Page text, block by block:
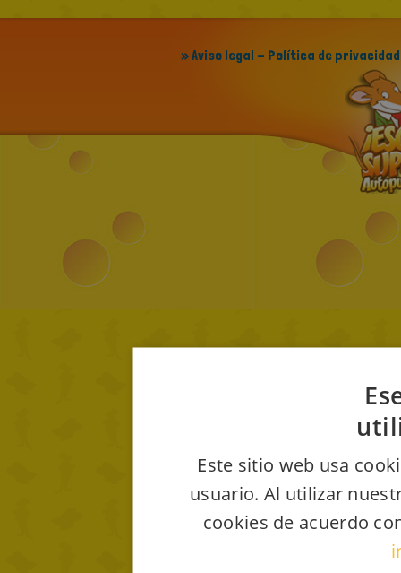
» Aviso legal - Política de privacidad
Este sitio web usa
usuario. Al utilizar
cookies de acuerdo